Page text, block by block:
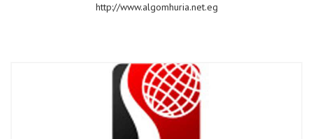
http://www.algomhuria.net.eg